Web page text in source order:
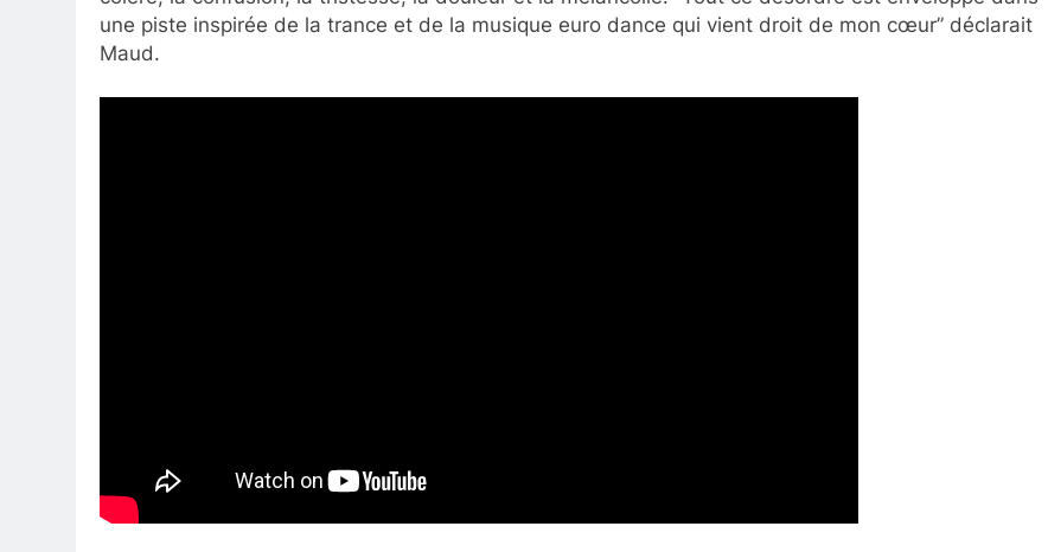
une piste inspirée de la trance et de la musique euro dance qui vient droit de mon cœur” déclarait
Maud.